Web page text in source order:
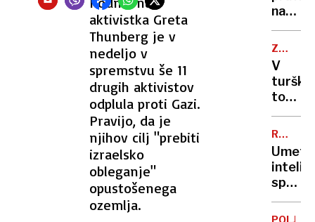
aktivistka Greta
Thunberg je v
nedeljo v
spremstvu še 11
drugih aktivistov
odplula proti Gazi.
Pravijo, da je
njihov cilj "prebiti
izraelsko
obleganje"
opustošenega
ozemlja.
na
letih
iz
v
Če
ga
kršite,
sledi
kazen
V
našli
truplo
RAZVOJ